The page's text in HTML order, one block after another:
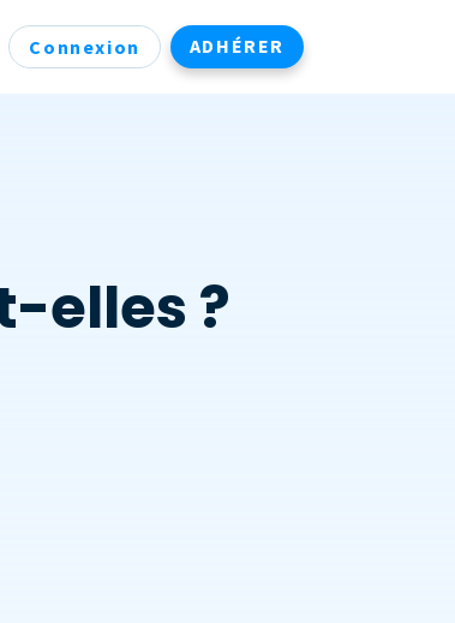
Connexion ADHÉRER
elles ?